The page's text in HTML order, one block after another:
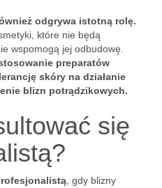
odgrywa istotną rolę.
które nie będą
wspomogą jej odbudowę.
preparatów
skóry na działanie
blizn potrądzikowych.
się
, gdy blizny